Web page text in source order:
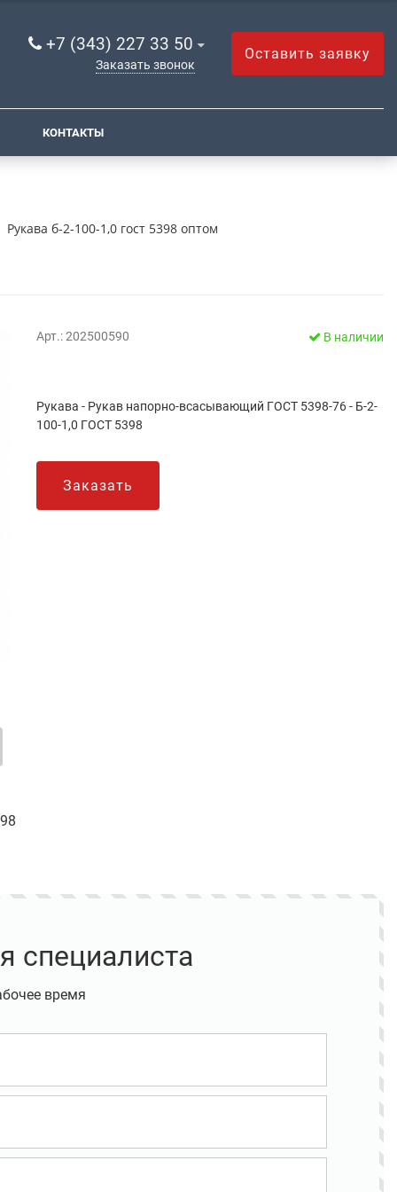
+7 (343) 227 33 50
Заказать звонок
Оставить заявку
КОНТАКТЫ
Рукава б-2-100-1,0 гост 5398 оптом
Арт.: 202500590 В наличии
Рукава - Рукав напорно-всасывающий ГОСТ 5398-76 - Б-2-
100-1,0 ГОСТ 5398
Заказать
специалиста
время